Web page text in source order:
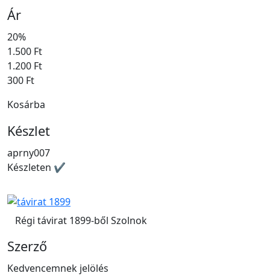
Ár
20%
1.500 Ft
1.200 Ft
300 Ft
Kosárba
Készlet
aprny007
Készleten ✔
Régi távirat 1899-ből Szolnok
Szerző
Kedvencemnek jelölés